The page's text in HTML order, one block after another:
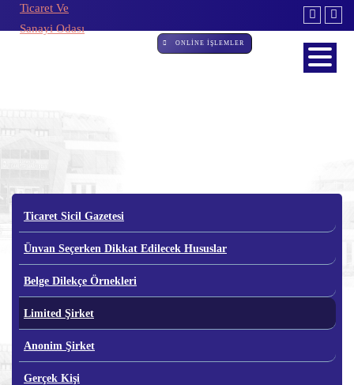
ONLİNE İŞLEMLER
Limited Şirket
Ticaret Sicil Gazetesi
Ünvan Seçerken Dikkat Edilecek Hususlar
Belge Dilekçe Örnekleri
Limited Şirket
Anonim Şirket
Gerçek Kişi